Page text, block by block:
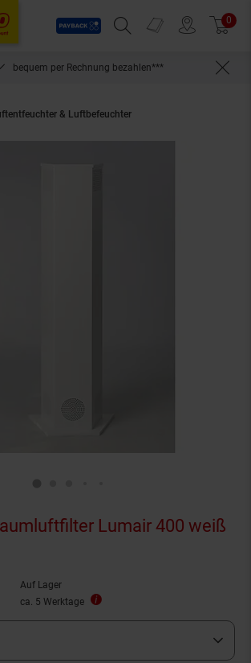
Payback
Suchfeld einblenden
Prospekte 0
bequem per Rechnung bezahlen***
& Luftbefeuchter
Lumair 400 weiß
Auf Lager
ca. 5 Werktage